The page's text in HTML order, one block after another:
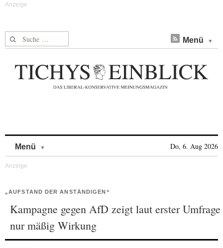
Suche nach: Menü
Menü Do, 6. Aug 2026
„AUFSTAND DER ANSTÄNDIGEN“
Kampagne gegen AfD zeigt laut erster Umfrage
nur mäßig Wirkung